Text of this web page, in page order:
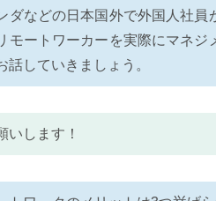
ダなどの日本国外で外国人社員
モートワーカーを実際にマネ
話していきましょう。
いします！